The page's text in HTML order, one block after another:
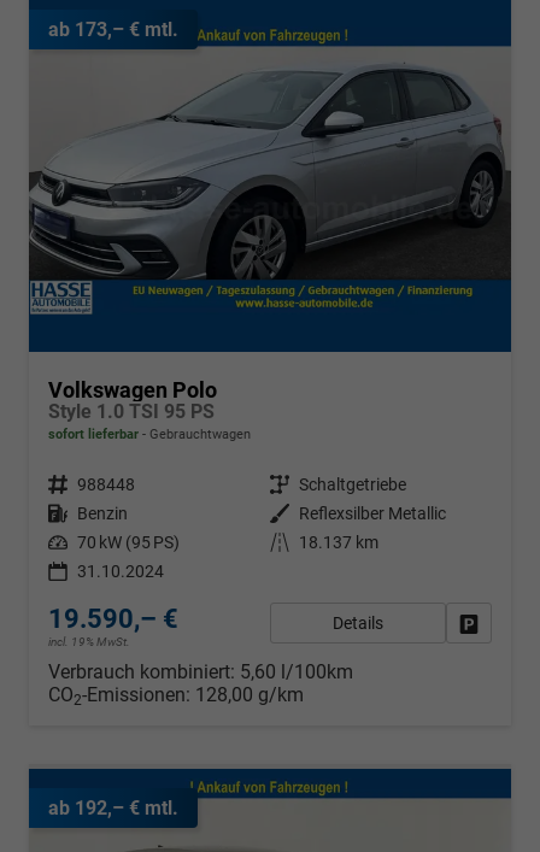
ab 173,– € mtl.
Volkswagen Polo
Style 1.0 TSI 95 PS
sofort lieferbar Gebrauchtwagen
Fahrzeugnr. 988448 Getriebe Schaltgetriebe
Kraftstoff Benzin Außenfarbe
Reflexsilber Metallic
Leistung 70 kW (95 PS) Kilometerstand
18.137 km
31.10.2024
19.590,– €
incl. 19% MwSt.
Details
Verbrauch kombiniert: 5,60 l/100km
CO2-Emissionen: 128,00 g/km
ab 192,– € mtl.